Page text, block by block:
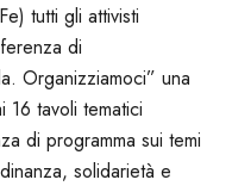
tutti gli attivisti
di
Organizziamoci” una
16 tavoli tematici
di programma sui temi
solidarietà e